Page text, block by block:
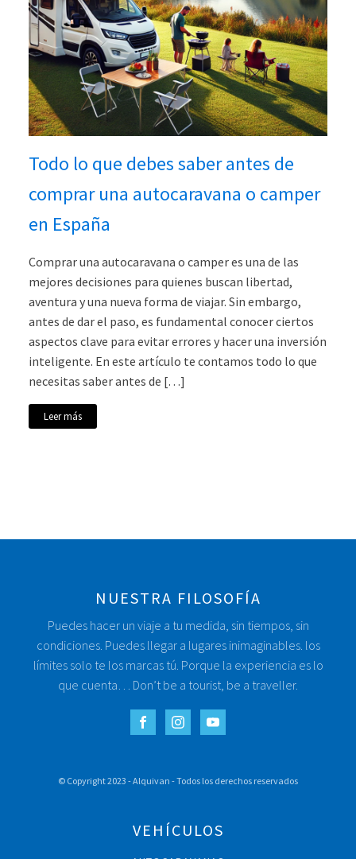
Todo lo que debes saber antes de
comprar una autocaravana o camper
en España
Comprar una autocaravana o camper es una de las
mejores decisiones para quienes buscan libertad,
aventura y una nueva forma de viajar. Sin embargo,
antes de dar el paso, es fundamental conocer ciertos
aspectos clave para evitar errores y hacer una inversión
inteligente. En este artículo te contamos todo lo que
necesitas saber antes de […]
Leer más
NUESTRA FILOSOFÍA
Puedes hacer un viaje a tu medida, sin tiempos, sin
condiciones. Puedes llegar a lugares inimaginables. los
límites solo te los marcas tú. Porque la experiencia es lo
que cuenta… Don’t be a tourist, be a traveller.
© Copyright 2023 - Alquivan - Todos los derechos reservados
VEHÍCULOS